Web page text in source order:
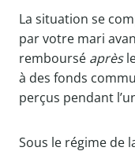
La situation se
par votre mari
remboursé après
à des fonds
perçus pendant
Sous le régime de